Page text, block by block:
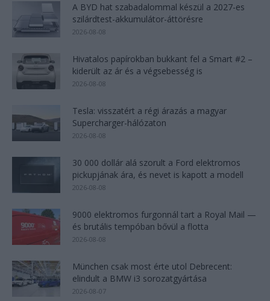
A BYD hat szabadalommal készül a 2027-es
szilárdtest-akkumulátor-áttörésre
2026-08-08
Hivatalos papírokban bukkant fel a Smart #2 –
kiderült az ár és a végsebesség is
2026-08-08
Tesla: visszatért a régi árazás a magyar
Supercharger-hálózaton
2026-08-08
30 000 dollár alá szorult a Ford elektromos
pickupjának ára, és nevet is kapott a modell
2026-08-08
9000 elektromos furgonnál tart a Royal Mail —
és brutális tempóban bővül a flotta
2026-08-08
München csak most érte utol Debrecent:
elindult a BMW i3 sorozatgyártása
2026-08-07